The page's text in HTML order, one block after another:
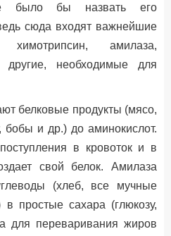
было бы назвать его
сюда входят важнейшие
амилаза,
другие, необходимые для
белковые продукты (мясо,
бобы и др.) до аминокислот.
в кровоток и в
свой белок. Амилаза
(хлеб, все мучные
простые сахара (глюкозу,
для переваривания жиров